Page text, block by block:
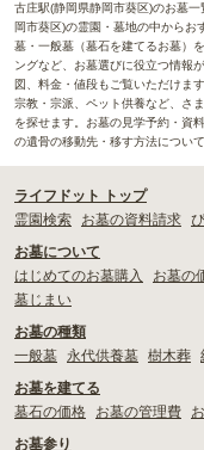
古庄駅(静岡県静岡市葵区)のお墓
岡市葵区)の霊園・墓地の中から
墓・一般墓（墓石を建てるお墓）
ングなど、お墓選びに役立つ情報
図、料金・値段もご覧いただけま
宗教・宗派、ペット供養など、さ
を探せます。お墓の見学予約・資
の遺骨の移動先・移す方法につい
ライフドット トップ
霊園検索
お墓の資料請求
お墓について
はじめてのお墓購入
お墓の
墓じまい
お墓の種類
一般墓
永代供養墓 樹木葬
お墓を建てる
墓石の価格
お墓の管理費
お墓参り